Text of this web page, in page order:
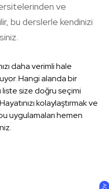
ve
bu derslerle kendinizi
daha verimli hale
Hangi alanda bir
liste size doğru seçimi
kolaylaştırmak ve
uygulamaları hemen